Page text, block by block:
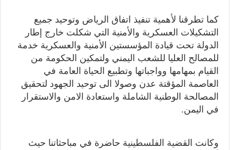
كما تطرقنا لأهمية تنفيذ اتفاق الرياض وتوحيد جميع
التشكيلات العسكرية والأمنية التي شكلت خارج إطار
الدولة تحت قيادة المؤسستين الأمنية والعسكرية خدمة
للمصالح العليا للشعب اليمني ولتمكين الحكومة من
القيام بمهامها وواجباتها وتطبيع الحياة العامة في
العاصمة المؤقتة عدن وصولا الى توحيد الجهود لتحقيق
المصالحة الوطنية الشاملة واستعادة الامن والاستقرار
في اليمن.
وكانت القضية الفلسطينية حاضرة في مباحثاتنا حيث